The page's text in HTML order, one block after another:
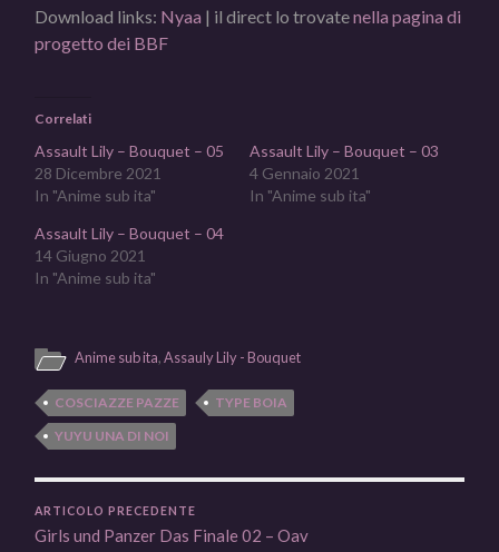
Download links: Nyaa | il direct lo trovatenella pagina di
progetto dei BBF
Correlati
Assault Lily – Bouquet – 05
28 Dicembre 2021
In "Anime sub ita"
Assault Lily – Bouquet – 03
4 Gennaio 2021
In "Anime sub ita"
Assault Lily – Bouquet – 04
14 Giugno 2021
In "Anime sub ita"
Anime sub ita,Assauly Lily - Bouquet
COSCIAZZE PAZZE
TYPE BOIA
YUYU UNA DI NOI
ARTICOLO PRECEDENTE
Girls und Panzer Das Finale 02 – Oav